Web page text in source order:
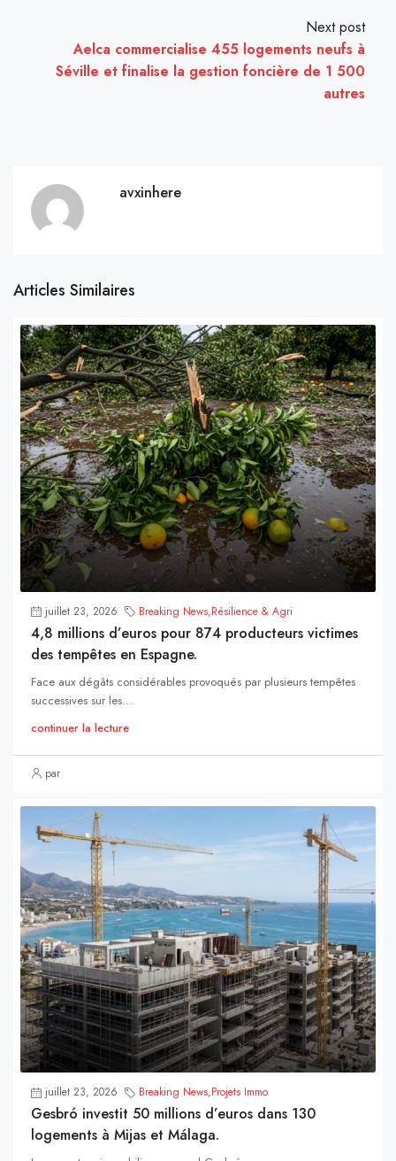
Next post
Aelca commercialise 455 logements neufs à
Séville et finalise la gestion foncière de 1 500
autres
avxinhere
Articles Similaires
juillet 23, 2026 Breaking News,Résilience & Agri
4,8 millions d’euros pour 874 producteurs victimes
des tempêtes en Espagne.
Face aux dégâts considérables provoqués par plusieurs tempêtes
successives sur les...
continuer la lecture
par
juillet 23, 2026 Breaking News,Projets Immo
Gesbró investit 50 millions d’euros dans 130
logements à Mijas et Málaga.